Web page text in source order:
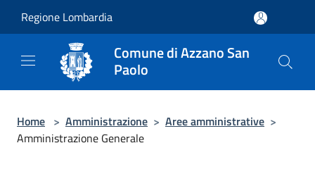
Regione Lombardia
Comune di Azzano San
Paolo
Home > Amministrazione > Aree amministrative >
Amministrazione Generale